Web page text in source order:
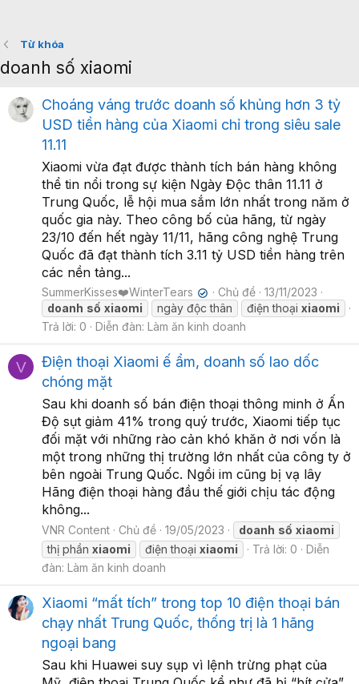
Từ khóa
doanh số xiaomi
Choáng váng trước doanh số khủng hơn 3 tỷ
USD tiền hàng của Xiaomi chỉ trong siêu sale
11.11
Xiaomi vừa đạt được thành tích bán hàng không
thể tin nổi trong sự kiện Ngày Độc thân 11.11 ở
Trung Quốc, lễ hội mua sắm lớn nhất trong năm ở
quốc gia này. Theo công bố của hãng, từ ngày
23/10 đến hết ngày 11/11, hãng công nghệ Trung
Quốc đã đạt thành tích 3.11 tỷ USD tiền hàng trên
các nền tảng...
SummerKisses❤️WinterTears ✔ Chủ đề
13/11/2023
doanh số xiaomi ngày độc thân điện thoại xiaomi
Trả lời: 0
Diễn đàn: Làm ăn kinh doanh
V
Điện thoại Xiaomi ế ẩm, doanh số lao dốc
chóng mặt
Sau khi doanh số bán điện thoại thông minh ở Ấn
Độ sụt giảm 41% trong quý trước, Xiaomi tiếp tục
đối mặt với những rào cản khó khăn ở nơi vốn là
một trong những thị trường lớn nhất của công ty ở
bên ngoài Trung Quốc. Ngồi im cũng bị vạ lây
Hãng điện thoại hàng đầu thế giới chịu tác động
không...
VNR Content Chủ đề 19/05/2023 doanh số xiaomi
thị phần xiaomi điện thoại xiaomi Trả lời: 0
Diễn
đàn: Làm ăn kinh doanh
Xiaomi “mất tích” trong top 10 điện thoại bán
chạy nhất Trung Quốc, thống trị là 1 hãng
ngoại bang
Sau khi Huawei suy sụp vì lệnh trừng phạt của